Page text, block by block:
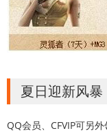
夏日迎新风
QQ会员、CFVIP可另